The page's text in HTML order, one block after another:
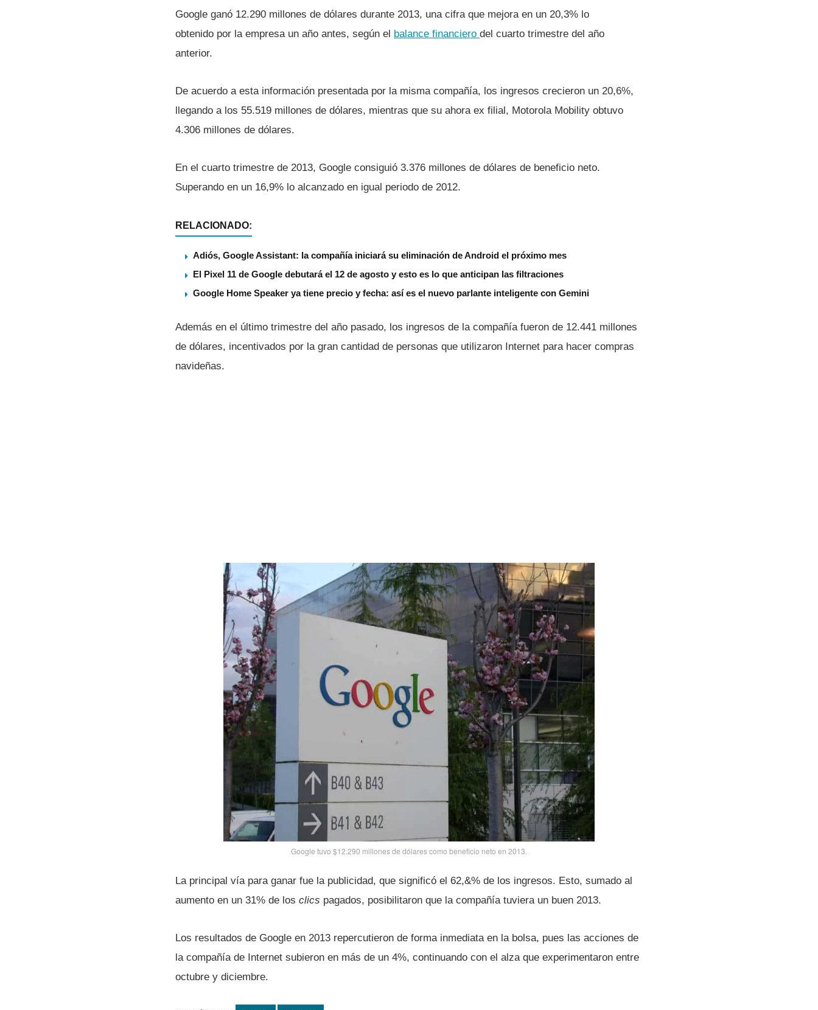
Google ganó 12.290 millones de dólares durante 2013, una cifra que mejora en un 20,3% lo
obtenido por la empresa un año antes, según el balance financiero del cuarto trimestre del año
anterior.
De acuerdo a esta información presentada por la misma compañí­a, los ingresos crecieron un 20,6%,
llegando a los 55.519 millones de dólares, mientras que su ahora ex filial, Motorola Mobility obtuvo
4.306 millones de dólares.
En el cuarto trimestre de 2013, Google consiguió 3.376 millones de dólares de beneficio neto.
Superando en un 16,9% lo alcanzado en igual periodo de 2012.
RELACIONADO:
Adiós, Google Assistant: la compañía iniciará su eliminación de Android el próximo mes
El Pixel 11 de Google debutará el 12 de agosto y esto es lo que anticipan las filtraciones
Google Home Speaker ya tiene precio y fecha: así es el nuevo parlante inteligente con Gemini
Además en el último trimestre del año pasado, los ingresos de la compañí­a fueron de 12.441 millones
de dólares, incentivados por la gran cantidad de personas que utilizaron Internet para hacer compras
navideñas.
Google tuvo $12.290 millones de dólares como beneficio neto en 2013.
La principal ví­a para ganar fue la publicidad, que significó el 62,&% de los ingresos. Esto, sumado al
aumento en un 31% de los clics pagados, posibilitaron que la compañí­a tuviera un buen 2013.
Los resultados de Google en 2013 repercutieron de forma inmediata en la bolsa, pues las acciones de
la compañí­a de Internet subieron en más de un 4%, continuando con el alza que experimentaron entre
octubre y diciembre.